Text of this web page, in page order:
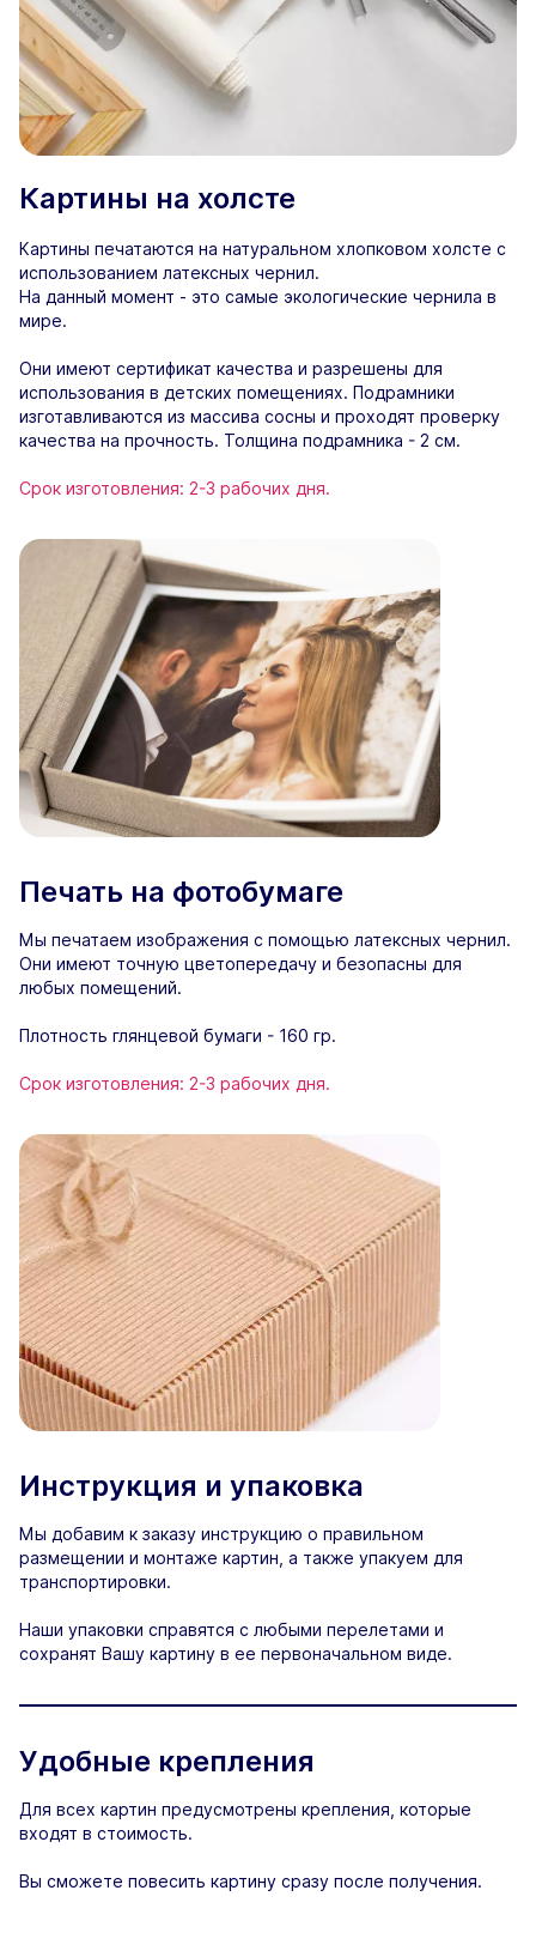
Картины на холсте
Картины печатаются на натуральном хлопковом холсте с
использованием латексных чернил.
На данный момент - это самые экологические чернила в
мире.
Они имеют сертификат качества и разрешены для
использования в детских помещениях. Подрамники
изготавливаются из массива сосны и проходят проверку
качества на прочность. Толщина подрамника - 2 см.
Срок изготовления: 2-3 рабочих дня.
Печать на фотобумаге
Мы печатаем изображения с помощью латексных чернил.
Они имеют точную цветопередачу и безопасны для
любых помещений.
Плотность глянцевой бумаги - 160 гр.
Срок изготовления: 2-3 рабочих дня.
Инструкция и упаковка
Мы добавим к заказу инструкцию о правильном
размещении и монтаже картин, а также упакуем для
транспортировки.
Наши упаковки справятся с любыми перелетами и
сохранят Вашу картину в ее первоначальном виде.
Удобные крепления
Для всех картин предусмотрены крепления, которые
входят в стоимость.
Вы сможете повесить картину сразу после получения.